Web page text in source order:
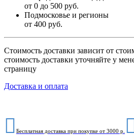
от 0 до 500 руб.
Подмосковье и регионы
от 400 руб.
Стоимость доставки зависит от
стоимость доставки уточняйте у
страницу
Доставка и оплата
Бесплатная доставка при покупке от 3000 р.